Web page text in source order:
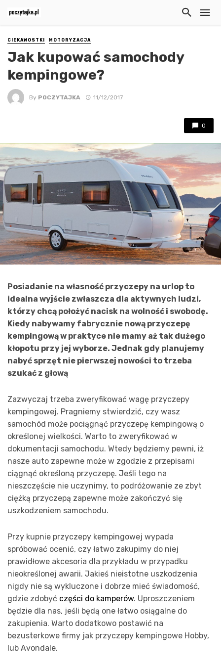
CIEKAWOSTKI MOTORYZACJA
Jak kupować samochody
kempingowe?
By POCZYTAJKA 11/12/2017
0
Posiadanie na własność przyczepy na urlop to
idealna wyjście zwłaszcza dla aktywnych ludzi,
którzy chcą położyć nacisk na wolność i swobodę.
Kiedy nabywamy fabrycznie nową przyczepę
kempingową w praktyce nie mamy aż tak dużego
kłopotu przy jej wyborze. Jednak gdy planujemy
nabyć sprzęt nie pierwszej nowości to trzeba
szukać z głową
Zazwyczaj trzeba zweryfikować wagę przyczepy
kempingowej. Pragniemy stwierdzić, czy wasz
samochód może pociągnąć przyczepę kempingową o
określonej wielkości. Warto to zweryfikować w
dokumentacji samochodu. Wtedy będziemy pewni, iż
nasze auto zapewne może w zgodzie z przepisami
ciągnąć określoną przyczepę. Jeśli tego na
nieszczęście nie uczynimy, to podróżowanie ze zbyt
ciężką przyczepą zapewne może zakończyć się
uszkodzeniem samochodu.
Przy kupnie przyczepy kempingowej wypada
spróbować ocenić, czy łatwo zakupimy do niej
prawidłowe akcesoria dla przykładu w przypadku
nieokreślonej awarii. Jakieś nieistotne uszkodzenia
nigdy nie są wykluczone i dobrze mieć świadomość,
gdzie zdobyć części do kamperów. Uproszczeniem
będzie dla nas, jeśli będą one łatwo osiągalne do
zakupienia. Warto dodatkowo postawić na
bezusterkowe firmy jak przyczepy kempingowe Hobby,
lub Avondale.